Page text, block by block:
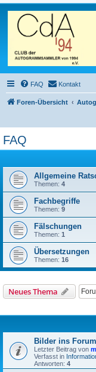
FAQ Kontakt
Foren-Übersicht
FAQ
Allgemeine
Themen: 4
Fachbegriffe
Themen: 9
Fälschungen
Themen: 1
Übersetzungen
Themen: 16
Neues Thema
Bilder ins
Letzter Beitrag von
Verfasst in
Antworten: 4